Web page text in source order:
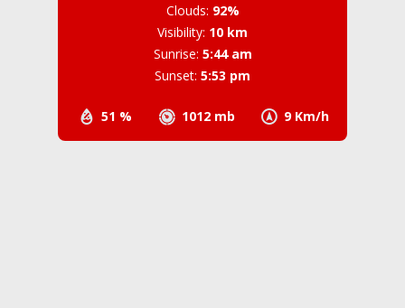
51 % 1012 mb 9 Km/h
Clouds: 92%
Visibility: 10 km
Sunrise: 5:44 am
Sunset: 5:53 pm